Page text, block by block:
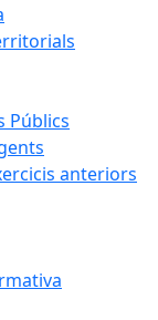
Públics
anteriors